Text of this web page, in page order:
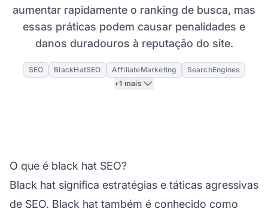
aumentar rapidamente o ranking de busca, mas
essas práticas podem causar penalidades e
danos duradouros à reputação do site.
SEO BlackHatSEO AffiliateMarketing
SearchEngines
+1 mais
O que é black hat SEO?
Black hat significa estratégias e táticas agressivas
de SEO. Black hat também é conhecido como